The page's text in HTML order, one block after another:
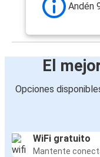
Andén
El
Opciones
WiFi gratuito
Mantente